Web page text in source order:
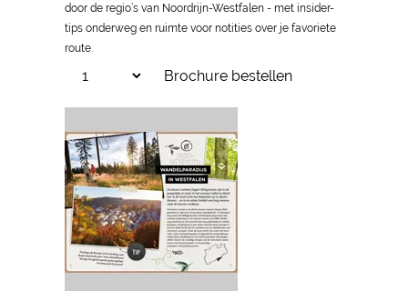
door de regio’s van Noordrijn-Westfalen - met insider-
tips onderweg en ruimte voor notities over je favoriete
route.
Brochure bestellen